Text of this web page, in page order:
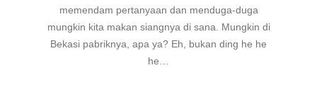
memendam pertanyaan dan menduga-duga
mungkin kita makan siangnya di sana. Mungkin di
Bekasi pabriknya, apa ya? Eh, bukan ding he he
he…